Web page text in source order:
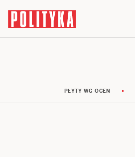
PŁYTY WG OCEN